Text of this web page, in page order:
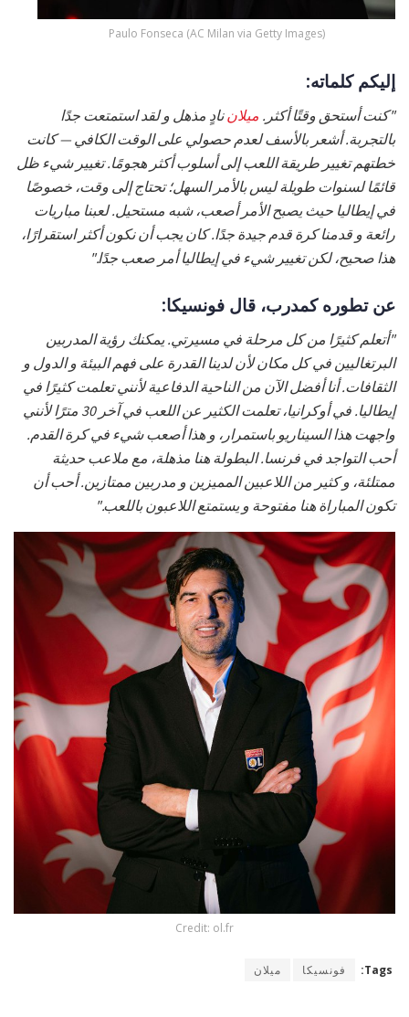
Paulo Fonseca (AC Milan via Getty Images)
إليكم كلماته:
"كنت أستحق وقتًا أكثر. ميلاننادٍ مذهل و لقد استمتعت جدًا
بالتجربة. أشعر بالأسف لعدم حصولي على الوقت الكافي — كانت
خطتهم تغيير طريقة اللعب إلى أسلوب أكثر هجومًا. تغيير شيء ظل
قائمًا لسنوات طويلة ليس بالأمر السهل؛ تحتاج إلى وقت، خصوصًا
في إيطاليا حيث يصبح الأمر أصعب، شبه مستحيل. لعبنا مباريات
رائعة و قدمنا كرة قدم جيدة جدًا. كان يجب أن نكون أكثر استقرارًا،
هذا صحيح، لكن تغيير شيء في إيطاليا أمر صعب جدًا."
عن تطوره كمدرب، قال فونسيكا:
"أتعلم كثيرًا من كل مرحلة في مسيرتي. يمكنك رؤية المدربين
البرتغاليين في كل مكان لأن لدينا القدرة على فهم البيئة و الدول و
الثقافات. أنا أفضل الآن من الناحية الدفاعية لأنني تعلمت كثيرًا في
إيطاليا. في أوكرانيا، تعلمت الكثير عن اللعب في آخر 30 مترًا لأنني
واجهت هذا السيناريو باستمرار، و هذا أصعب شيء في كرة القدم.
أحب التواجد في فرنسا. البطولة هنا مذهلة، مع ملاعب حديثة
ممتلئة، و كثير من اللاعبين المميزين و مدربين ممتازين. أحب أن
تكون المباراة هنا مفتوحة و يستمتع اللاعبون باللعب."
Credit: ol.fr
Tags: فونسيكا ميلان